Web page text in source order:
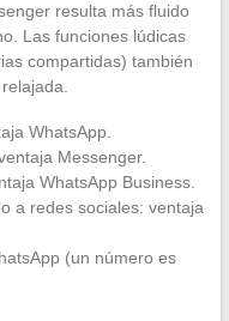
resulta más fluido
Las funciones lúdicas
compartidas) también
WhatsApp.
Messenger.
WhatsApp Business.
a redes sociales: ventaja
(un número es